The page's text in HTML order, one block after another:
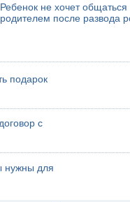
Ребенок не хочет общаться
родителем после развода
подарок
с
нужны для